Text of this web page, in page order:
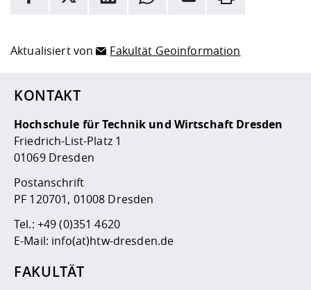
Hier stehen weitere Informationen und ein Link zur
Aktualisiert von Fakultät Geoinformation
KONTAKT
Hochschule für Technik und Wirtschaft Dresden
Friedrich-List-Platz 1
01069 Dresden
Postanschrift
PF 120701, 01008 Dresden
Tel.: +49 (0)351 4620
E-Mail: info(at)htw-dresden.de
FAKULTÄT